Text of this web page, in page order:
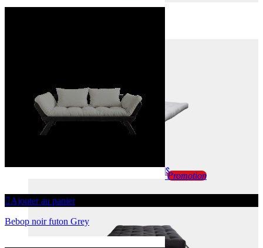
FUTONS + TATAMISPromotion
Ajouter au panier
Bebop noir futon Grey